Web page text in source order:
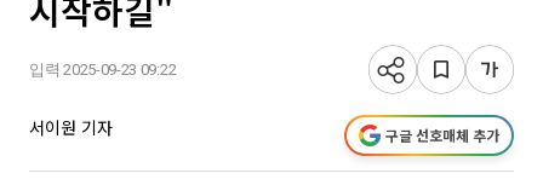
시작하길"
입력 2025-09-23 09:22
서이원 기자 구글 선호매체 추가